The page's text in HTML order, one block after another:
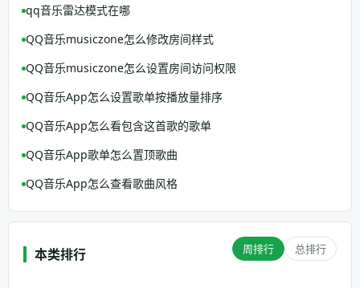
qq音乐雷达模式在哪
QQ音乐musiczone怎么修改房间样式
QQ音乐musiczone怎么设置房间访问权限
QQ音乐App怎么设置歌单按播放量排序
QQ音乐App怎么看包含这首歌的歌单
QQ音乐App歌单怎么置顶歌曲
QQ音乐App怎么查看歌曲风格
本类排行 周排行 总排行